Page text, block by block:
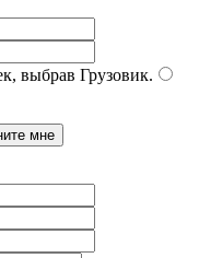
выбрав Грузовик.